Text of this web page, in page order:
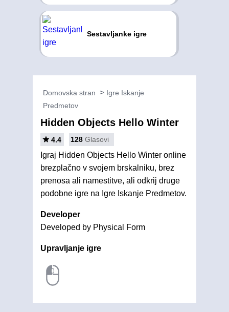
Sestavljanke igre
Domovska stran
Igre Iskanje
Predmetov
Hidden Objects Hello Winter
4.4 128 Glasovi
Igraj Hidden Objects Hello Winter online
brezplačno v svojem brskalniku, brez
prenosa ali namestitve, ali odkrij druge
podobne igre na Igre Iskanje Predmetov.
Developer
Developed by Physical Form
Upravljanje igre